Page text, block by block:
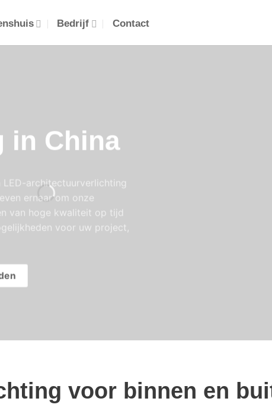
Bedrijf Contact
in China
architectuurverlichting
ernaar om onze
van hoge kwaliteit op tijd
voor uw project,
voor binnen en